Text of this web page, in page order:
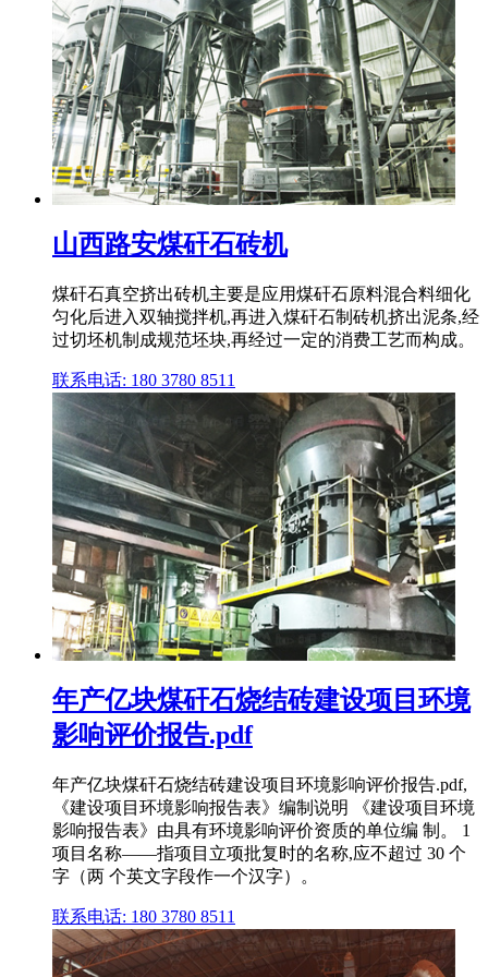
山西路安煤矸石砖机
煤矸石真空挤出砖机主要是应用煤矸石原料混合料细化
匀化后进入双轴搅拌机,再进入煤矸石制砖机挤出泥条,经
过切坯机制成规范坯块,再经过一定的消费工艺而构成。
联系电话: 180 3780 8511
年产亿块煤矸石烧结砖建设项目环境
影响评价报告.pdf
年产亿块煤矸石烧结砖建设项目环境影响评价报告.pdf,
《建设项目环境影响报告表》编制说明 《建设项目环境
影响报告表》由具有环境影响评价资质的单位编 制。 1
项目名称——指项目立项批复时的名称,应不超过 30 个
字（两 个英文字段作一个汉字）。
联系电话: 180 3780 8511